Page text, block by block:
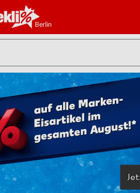
Berlin